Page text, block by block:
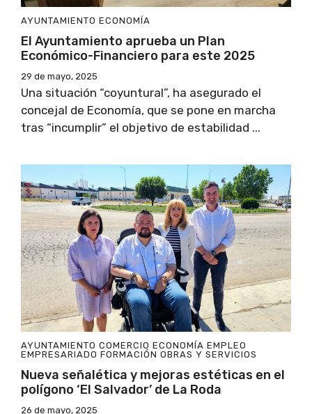
AYUNTAMIENTO ECONOMÍA
El Ayuntamiento aprueba un Plan
Económico-Financiero para este 2025
29 de mayo, 2025
Una situación “coyuntural”, ha asegurado el
concejal de Economía, que se pone en marcha
tras “incumplir” el objetivo de estabilidad ...
AYUNTAMIENTO COMERCIO ECONOMÍA EMPLEO
EMPRESARIADO FORMACIÓN OBRAS Y SERVICIOS
Nueva señalética y mejoras estéticas en el
polígono ‘El Salvador’ de La Roda
26 de mayo, 2025